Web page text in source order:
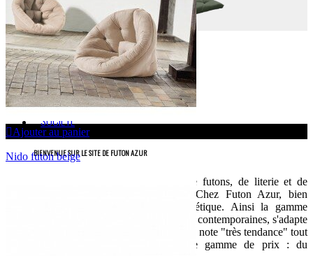
TATAMIS
MOBILIER
ACCESSOIRES
VIDÉOS
SOCIÉTÉ
BIENVENUE SUR LE SITE DE FUTON AZUR
Spécialiste de la vente en ligne de futons, de literie et de
canapés convertibles depuis 1999.Chez Futon Azur, bien
dormir est aussi synonyme d’esthétique. Ainsi la gamme
Futon Azur, avec ses lignes sobres et contemporaines, s'adapte
à tous les intérieurs et leur ajoute une note "très tendance" tout
en respectant votre budget. Large gamme de prix : du
Ajouter au panier
Nido futon beige